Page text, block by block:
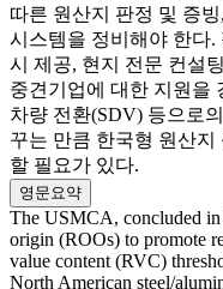
따른 원산지 판정 및 증
시스템을 정비해야 한다
시 제공, 현지 전문 컨설
중견기업에 대한 지원을
차량 전환(SDV) 등으로
꾸는 만큼 한국형 원산
할 필요가 있다.
영문요약
The USMCA, concluded in
origin (ROOs) to promote
value content (RVC)
North American steel/